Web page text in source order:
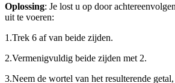
Oplossing: Je lost u op door
uit te voeren:
1.Trek 6 af van beide zijden.
2.Vermenigvuldig beide zijden met 2.
3.Neem de wortel van het resulterende